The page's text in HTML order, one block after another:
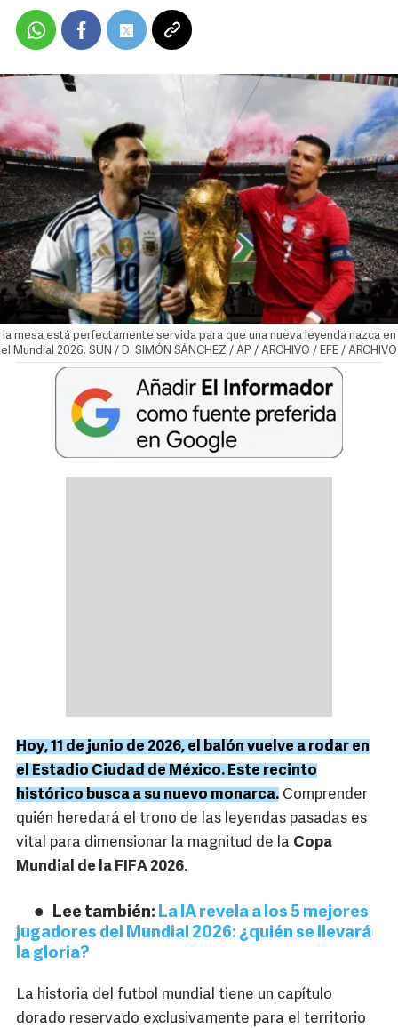
la mesa está perfectamente servida para que una nueva leyenda nazca en
el Mundial 2026. SUN / D. SIMÓN SÁNCHEZ / AP / ARCHIVO / EFE / ARCHIVO
Hoy, 11 de junio de 2026, el balón vuelve a rodar en
el Estadio Ciudad de México. Este recinto
histórico busca a su nuevo monarca. Comprender
quién heredará el trono de las leyendas pasadas es
vital para dimensionar la magnitud de la Copa
Mundial de la FIFA 2026.
Lee también: La IA revela a los 5 mejores
jugadores del Mundial 2026: ¿quién se llevará
la gloria?
La historia del futbol mundial tiene un capítulo
dorado reservado exclusivamente para el territorio